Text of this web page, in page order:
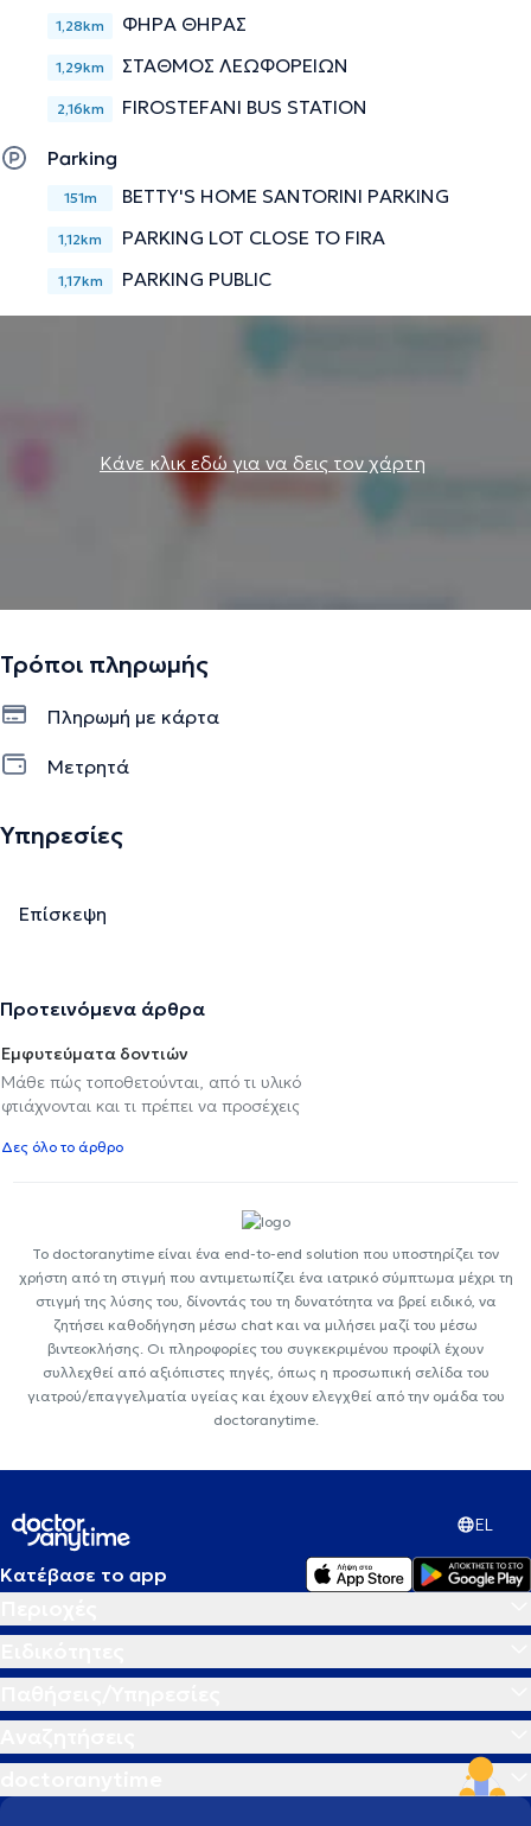
1,28km ΦΗΡΑ ΘΗΡΑΣ
1,29km ΣΤΑΘΜΟΣ ΛΕΩΦΟΡΕΙΩΝ
2,16km FIROSTEFANI BUS STATION
Parking
151m BETTY'S HOME SANTORINI PARKING
1,12km PARKING LOT CLOSE TO FIRA
1,17km PARKING PUBLIC
Κάνε κλικ εδώ για να δεις τον χάρτη
Τρόποι πληρωμής
Πληρωμή με κάρτα
Μετρητά
Υπηρεσίες
Επίσκεψη
Προτεινόμενα άρθρα
Εμφυτεύματα δοντιών
Μάθε πώς τοποθετούνται, από τι υλικό
φτιάχνονται και τι πρέπει να προσέχεις
Δες όλο το άρθρο
Το doctoranytime είναι ένα end-to-end solution που υποστηρίζει τον
χρήστη από τη στιγμή που αντιμετωπίζει ένα ιατρικό σύμπτωμα μέχρι τη
στιγμή της λύσης του, δίνοντάς του τη δυνατότητα να βρεί ειδικό, να
ζητήσει καθοδήγηση μέσω chat και να μιλήσει μαζί του μέσω
βιντεοκλήσης. Οι πληροφορίες του συγκεκριμένου προφίλ έχουν
συλλεχθεί από αξιόπιστες πηγές, όπως η προσωπική σελίδα του
γιατρού/επαγγελματία υγείας και έχουν ελεγχθεί από την ομάδα του
doctoranytime.
EL
Κατέβασε το app